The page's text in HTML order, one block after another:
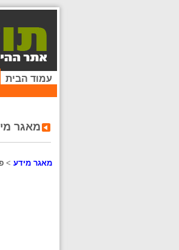
עמוד הבית
מאגר
מאגר מידע >